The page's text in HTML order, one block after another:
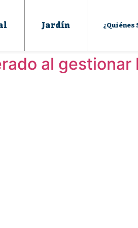
Jardín ¿Quiénes
al gestionar